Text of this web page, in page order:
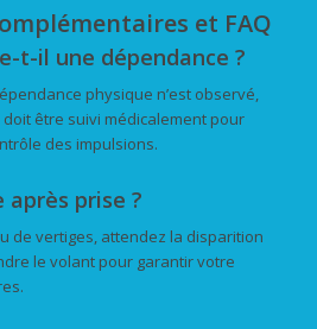
et FAQ
t-il une dépendance ?
physique n’est observé,
être suivi médicalement pour
des impulsions.
après prise ?
de vertiges, attendez la disparition
le volant pour garantir votre